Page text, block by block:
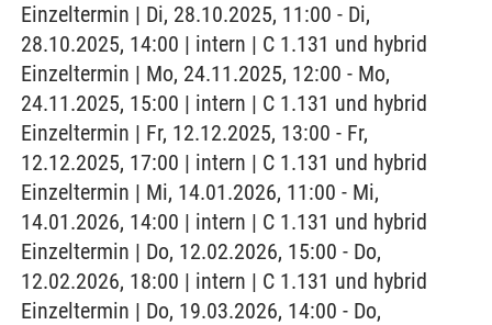
Einzeltermin | Di, 28.10.2025, 11:00 - Di,
28.10.2025, 14:00 | intern | C 1.131 und hybrid
Einzeltermin | Mo, 24.11.2025, 12:00 - Mo,
24.11.2025, 15:00 | intern | C 1.131 und hybrid
Einzeltermin | Fr, 12.12.2025, 13:00 - Fr,
12.12.2025, 17:00 | intern | C 1.131 und hybrid
Einzeltermin | Mi, 14.01.2026, 11:00 - Mi,
14.01.2026, 14:00 | intern | C 1.131 und hybrid
Einzeltermin | Do, 12.02.2026, 15:00 - Do,
12.02.2026, 18:00 | intern | C 1.131 und hybrid
Einzeltermin | Do, 19.03.2026, 14:00 - Do,